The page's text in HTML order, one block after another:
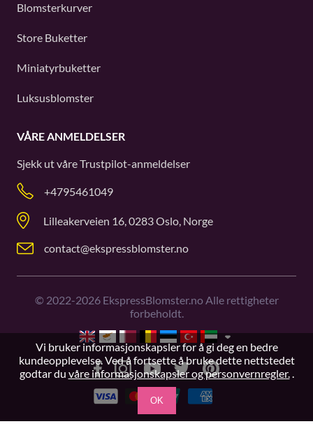
Blomsterkurver
Store Buketter
Miniatyrbuketter
Luksusblomster
VÅRE ANMELDELSER
Sjekk ut våreTrustpilot-anmeldelser
+4795461049
Lilleakerveien 16, 0283 Oslo, Norge
contact@ekspressblomster.no
© 2022-2026EkspressBlomster.no Alle rettigheter
forbeholdt.
Vi bruker informasjonskapsler for å gi deg en bedre
kundeopplevelse. Ved å fortsette å bruke dette nettstedet
godtar du våre informasjonskapsler og personvernregler..
OK